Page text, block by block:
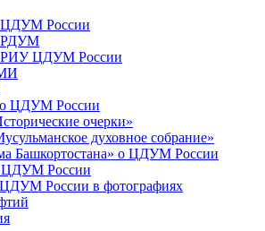
ЦДУМ России
РДУМ
РИУ ЦДУМ России
ЦДУМ России
очерки»
духовное собрание»
Башкортостана» о ЦДУМ России
ЦДУМ России
России в фотографиях